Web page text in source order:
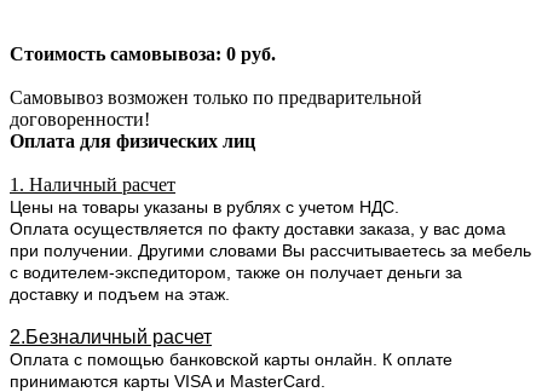
Стоимость самовывоза: 0 руб.
Самовывоз возможен только по предварительной
договоренности!
Оплата для физических лиц
1. Наличный расчет
Цены на товары указаны в рублях с учетом НДС.
Оплата осуществляется по факту доставки заказа, у вас дома
при получении. Другими словами Вы рассчитываетесь за мебель
с водителем-экспедитором, также он получает деньги за
доставку и подъем на этаж.
2.Безналичный расчет
Оплата с помощью банковской карты онлайн. К оплате
принимаются карты VISA и MasterCard.